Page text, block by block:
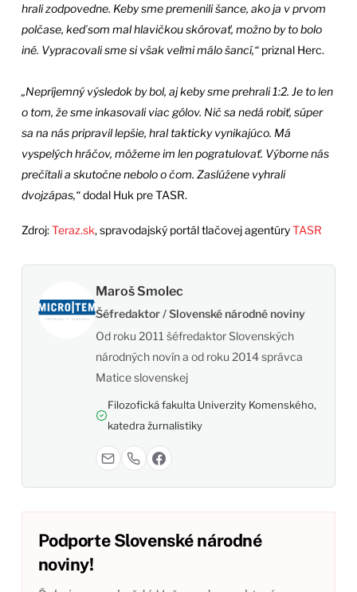
hrali zodpovedne. Keby sme premenili šance, ako ja v prvom
polčase, keď som mal hlavičkou skórovať, možno by to bolo
iné. Vypracovali sme si však veľmi málo šancí,“priznal Herc.
„Nepríjemný výsledok by bol, aj keby sme prehrali 1:2. Je to len
o tom, že sme inkasovali viac gólov. Nič sa nedá robiť, súper
sa na nás pripravil lepšie, hral takticky vynikajúco. Má
vyspelých hráčov, môžeme im len pogratulovať. Výborne nás
prečítali a skutočne nebolo o čom. Zaslúžene vyhrali
dvojzápas,“dodal Huk pre TASR.
Zdroj:Teraz.sk, spravodajský portál tlačovej agentúryTASR
Maroš Smolec
Šéfredaktor / Slovenské národné noviny
Od roku 2011 šéfredaktor Slovenských
národných novín a od roku 2014 správca
Matice slovenskej
Filozofická fakulta Univerzity Komenského,
katedra žurnalistiky
Podporte Slovenské národné
noviny!